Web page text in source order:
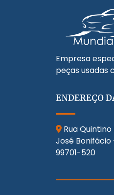
Empresa
peças usadas
ENDEREÇO
Rua
José Bonifácio
99701-520